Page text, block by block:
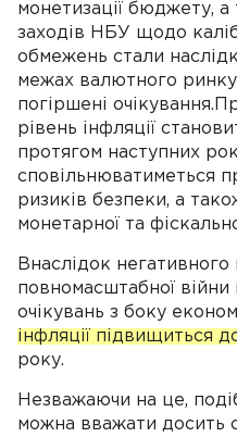
монетизації бюджету, а
заходів НБУ щодо
обмежень стали
межах валютного ринку
погіршені
рівень інфляції
протягом наступних
сповільнюватиметься
ризиків безпеки, а
монетарної та
Внаслідок негативного
повномасштабної
очікувань з боку
інфляції підвищиться
року.
Незважаючи на це,
можна вважати досить